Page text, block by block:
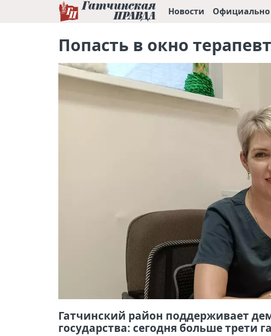
Новости Официально
Попасть в окно
Гатчинский район поддерживает
государства: сегодня больше трети